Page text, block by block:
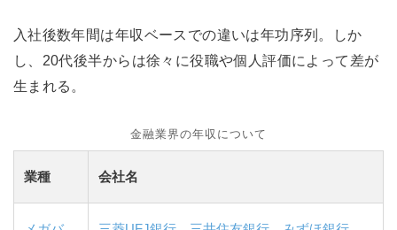
入社後数年間は年収ベースでの違いは年功序列。しか
し、20代後半からは徐々に役職や個人評価によって差が
生まれる。
金融業界の年収について
業種 会社名